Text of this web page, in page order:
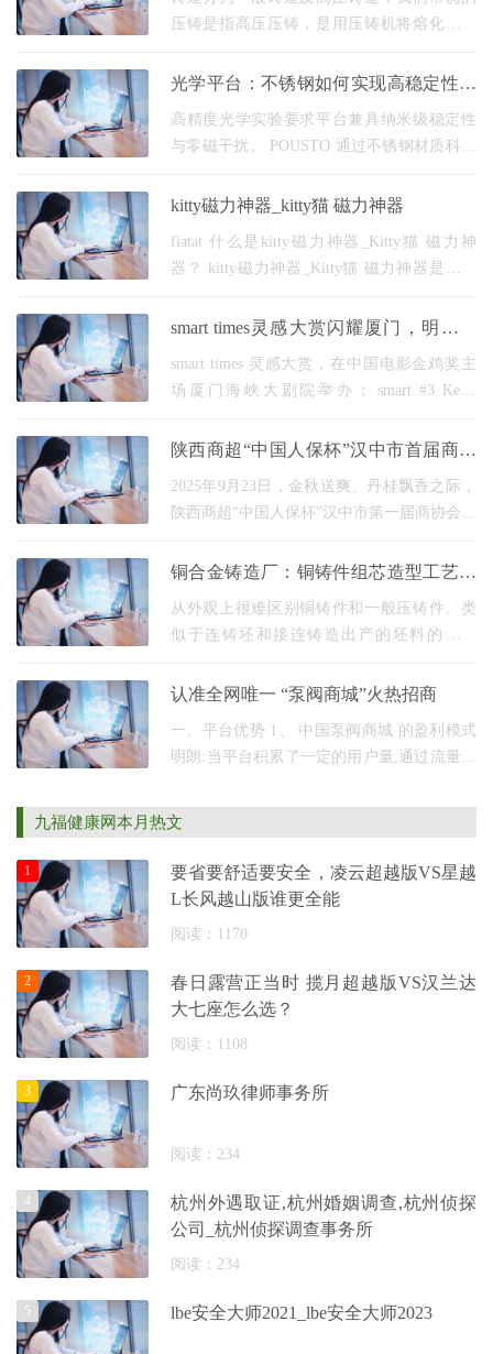
压铸是指高压压铸，是用压铸机将熔化的铝
却成形。而一般铸造又分为砂铸，重力铸
光学平台：不锈钢如何实现高稳定性与
无磁干扰？_佰斯特POUSTO
高精度光学实验要求平台兼具纳米级稳定性
与零磁干扰。 POUSTO 通过不锈钢材质科学
率控制等方面达到国际水平。 材质选择的科
kitty磁力神器_kitty猫 磁力神器
fiatat 什么是kitty磁力神器_Kitty猫 磁力神
器？ kitty磁力神器_Kitty猫 磁力神器是一款
小物件。它采用磁力原理，可以在任何表面
smart times灵感大赏闪耀厦门，明星密
友全员出道
smart times 灵感大赏，在中国电影金鸡奖主
场厦门海峡大剧院举办； smart #3 Keith
18.49 万元，中国限量首发 99 台； smart #2
陕西商超“中国人保杯”汉中市首届商协
会足球联赛盛大开幕
2025年9月23日，金秋送爽、丹桂飘香之际，
陕西商超“中国人保杯”汉中市第一届商协会足
仅是一场体育盛宴，更是推动汉中体育、文
铜合金铸造厂：铜铸件组芯造型工艺有
哪些注意事项‹
从外观上很难区别铜铸件和一般压铸件。类
似于连铸坯和接连铸造出产的坯料的质量
普遍：坯料出产需求两套模具，一种是手艺
认准全网唯一 “泵阀商城”火热招商
一、平台优势 1、 中国泵阀商城 的盈利模式
明朗:当平台积累了一定的用户量,通过流量变
强用户粘性:用户每天打开手机时间次数多,加
深平台
九福健康网本月热文
要省要舒适要安全，凌云超越版VS星越
L长风越山版谁更全能
阅读：1170
1
春日露营正当时 揽月超越版VS汉兰达
大七座怎么选？
阅读：1108
2
广东尚玖律师事务所
阅读：234
3
杭州外遇取证,杭州婚姻调查,杭州侦探
公司_杭州侦探调查事务所
阅读：234
4
lbe安全大师2021_lbe安全大师2023
5